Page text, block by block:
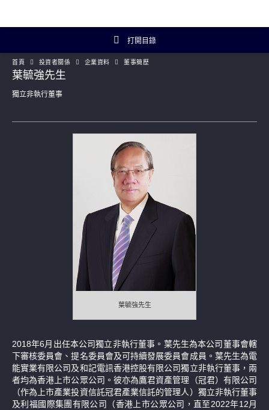
打開目錄
投資者關係主頁
投資者概覽
Artisanal Connect
補發已報失股票的公告
首頁 投資者關係 企業資料 董事簡歷
葉毓強先生
獨立非執行董事
葉毓強先生
2018年6月出任本公司獨立非執行董事。葉先生為本公司董事會轄
下審核委員會、提名委員會及可持續發展委員會成員。葉先生為電
能實業有限公司及和記電訊香港控股有限公司獨立非執行董事，兩
者均為香港上市公眾公司。彼亦為鷹君資產管理（冠君）有限公司
（作為上市產業投資信託冠君產業信託的管理人）獨立非執行董事
及利福國際集團有限公司（香港上市公眾公司，直至2022年12月